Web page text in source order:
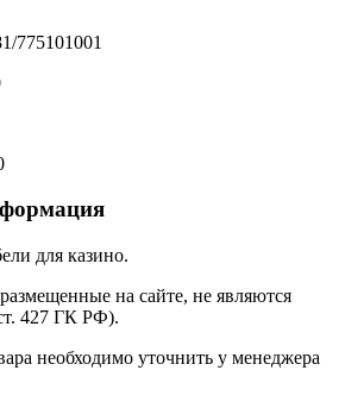
775101001
для казино.
на сайте, не являются
427 ГК РФ).
необходимо уточнить у менеджера